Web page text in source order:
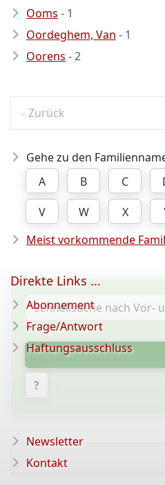
Ooms - 1
Oordeghem, Van - 1
Oorens - 2
Zurück
Gehe zu den
A
B C
V
W X
Meist vorkommende
?
Direkte Links ...
Abonnement
Frage/Antwort
Haftungsausschluss
Newsletter
Kontakt